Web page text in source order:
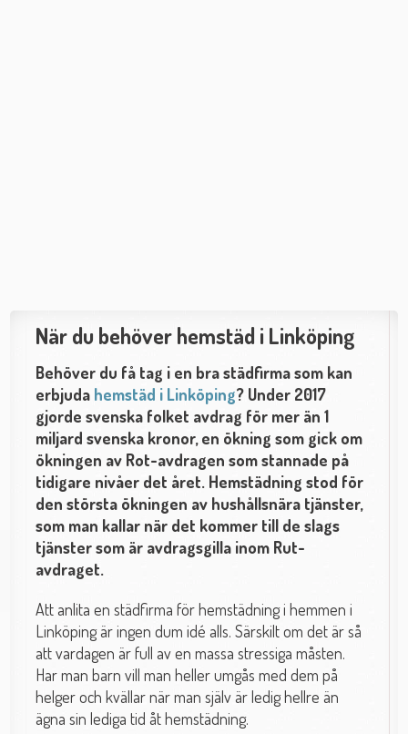
När du behöver hemstäd i Linköping
Behöver du få tag i en bra städfirma som kan
erbjuda hemstäd i Linköping? Under 2017
gjorde svenska folket avdrag för mer än 1
miljard svenska kronor, en ökning som gick om
ökningen av Rot-avdragen som stannade på
tidigare nivåer det året. Hemstädning stod för
den största ökningen av hushållsnära tjänster,
som man kallar när det kommer till de slags
tjänster som är avdragsgilla inom Rut-
avdraget.
Att anlita en städfirma för hemstädning i hemmen i
Linköping är ingen dum idé alls. Särskilt om det är så
att vardagen är full av en massa stressiga måsten.
Har man barn vill man heller umgås med dem på
helger och kvällar när man själv är ledig hellre än
ägna sin lediga tid åt hemstädning.